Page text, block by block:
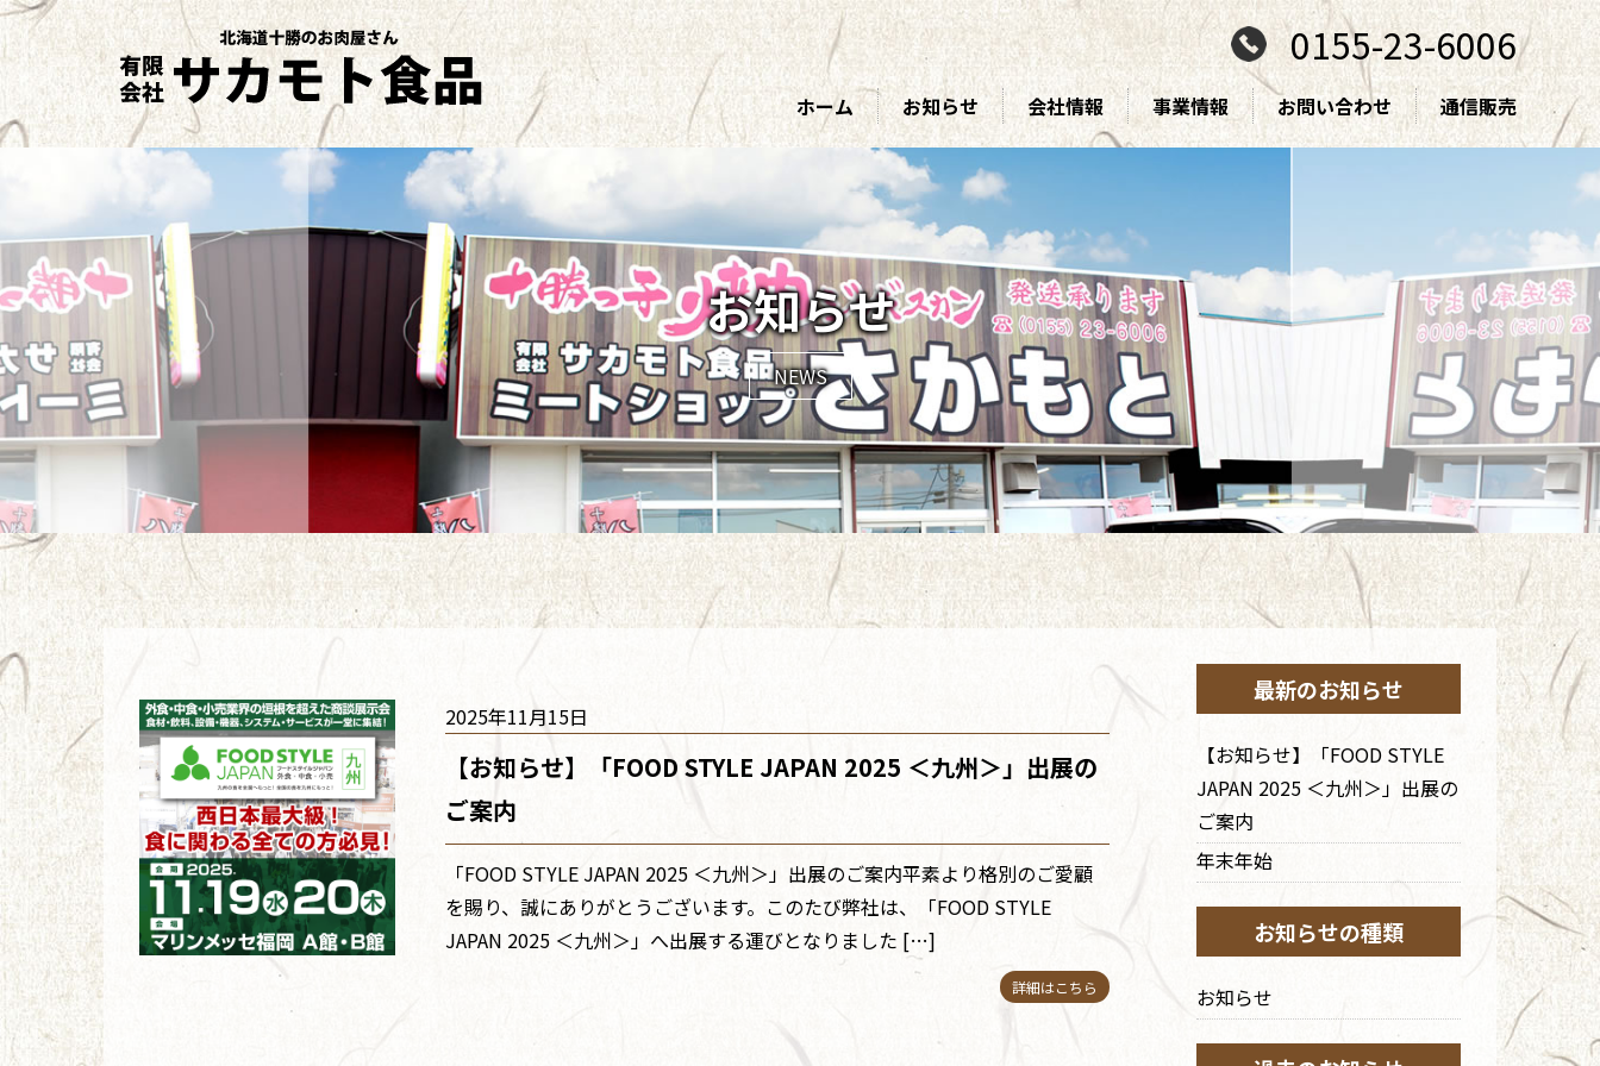
0155-23-6006
ホーム お知らせ 会社情報 事業情報 お問い合わせ 通信販売
お知らせ
NEWS
2025年11月15日
【お知らせ】「FOOD STYLE JAPAN 2025 ＜九州＞」出展の
ご案内
「FOOD STYLE JAPAN 2025 ＜九州＞」出展のご案内平素より格別のご愛顧
を賜り、誠にありがとうございます。このたび弊社は、「FOOD STYLE
JAPAN 2025 ＜九州＞」へ出展する運びとなりました […]
詳細はこちら
最新のお知らせ
【お知らせ】「FOOD STYLE
JAPAN 2025 ＜九州＞」出展の
ご案内
年末年始
お知らせの種類
お知らせ